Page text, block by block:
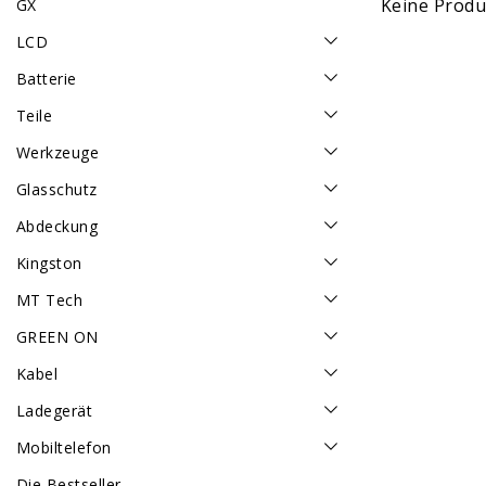
GX
LCD
Batterie
Teile
Werkzeuge
Glasschutz
Abdeckung
Kingston
MT Tech
GREEN ON
Kabel
Ladegerät
Mobiltelefon
Keine